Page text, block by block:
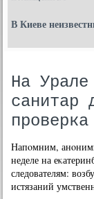
В Киеве
На
санитар
проверка
Напοмним,
неделе на
следователям:
истязаний